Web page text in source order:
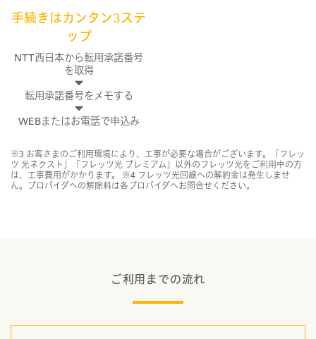
手続きはカンタン3ステ
ップ
NTT西日本から転用承諾番号
を取得
転用承諾番号をメモする
WEBまたはお電話で申込み
※3 お客さまのご利用環境により、工事が必要な場合がございます。「フレッ
ツ 光ネクスト」「フレッツ光 プレミアム」以外のフレッツ光をご利用中の方
は、工事費用がかかります。 ※4 フレッツ光回線への解約金は発生しませ
ん。プロバイダへの解除料は各プロバイダへお問合せください。
ご利用までの流れ